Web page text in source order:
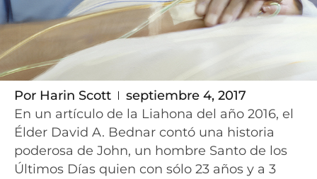
Por Harin Scott
septiembre 4, 2017
En un artículo de la Liahona del año 2016, el
Élder David A. Bednar contó una historia
poderosa de John, un hombre Santo de los
Últimos Días quien con sólo 23 años y a 3